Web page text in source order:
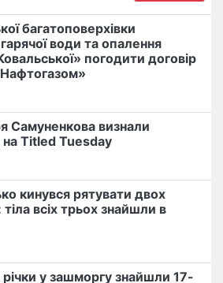
багатоповерхівки
води та опалення
погодити договір
Самуненкова визнали
Titled Tuesday
кинувся рятувати двох
тіла всіх трьох знайшли в
у зашморгу знайшли 17-